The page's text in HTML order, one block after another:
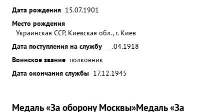
Дата рождения 15.07.1901
Место рождения
Украинская ССР, Киевская обл., г. Киев
Дата поступления на службу
__.04.1918
Воинское звание полковник
Дата окончания службы 17.12.1945
Медаль «За оборону Москвы»Медаль «За